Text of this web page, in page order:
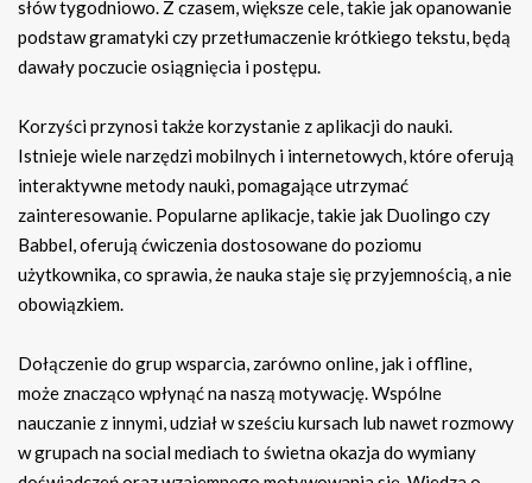
słów tygodniowo. Z czasem, większe cele, takie jak opanowanie
podstaw gramatyki czy przetłumaczenie krótkiego tekstu, będą
dawały poczucie osiągnięcia i postępu.
Korzyści przynosi także korzystanie z aplikacji do nauki.
Istnieje wiele narzędzi mobilnych i internetowych, które oferują
interaktywne metody nauki, pomagające utrzymać
zainteresowanie. Popularne aplikacje, takie jak Duolingo czy
Babbel, oferują ćwiczenia dostosowane do poziomu
użytkownika, co sprawia, że nauka staje się przyjemnością, a nie
obowiązkiem.
Dołączenie do grup wsparcia, zarówno online, jak i offline,
może znacząco wpłynąć na naszą motywację. Wspólne
nauczanie z innymi, udział w sześciu kursach lub nawet rozmowy
w grupach na social mediach to świetna okazja do wymiany